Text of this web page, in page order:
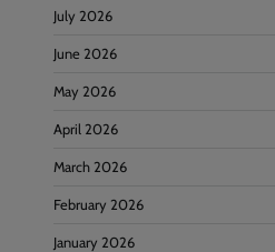
July 2026
June 2026
May 2026
April 2026
March 2026
February 2026
January 2026